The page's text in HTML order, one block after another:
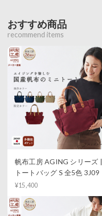
おすすめ商品
recommend items
帆布工房 AGING シリーズ |
トートバッグ S 全5色 3J09
¥15,400